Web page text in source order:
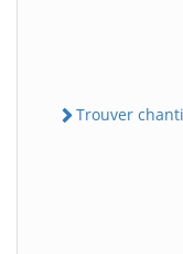
Trouver